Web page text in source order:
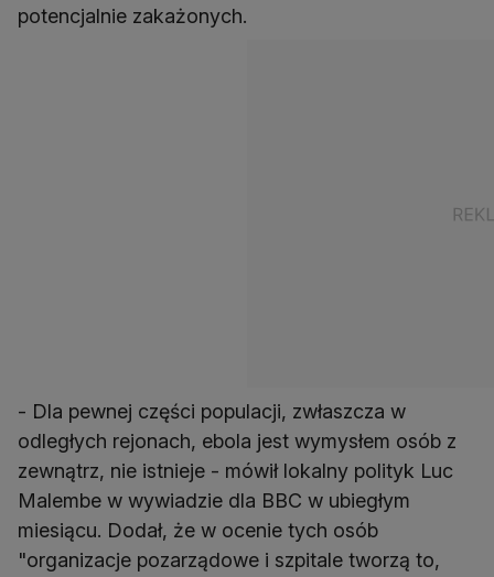
potencjalnie zakażonych.
- Dla pewnej części populacji, zwłaszcza w
odległych rejonach, ebola jest wymysłem osób z
zewnątrz, nie istnieje - mówił lokalny polityk Luc
Malembe w wywiadzie dla BBC w ubiegłym
miesiącu. Dodał, że w ocenie tych osób
"organizacje pozarządowe i szpitale tworzą to,